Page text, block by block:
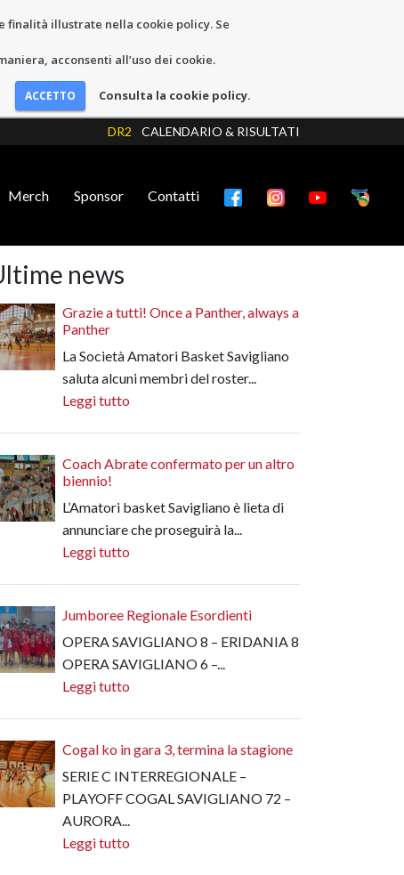
finalità illustrate nella cookie policy. Se
acconsenti all’uso dei cookie.
Consulta la cookie policy.
DR2 CALENDARIO & RISULTATI
Merch Sponsor Contatti
news
Grazie a tutti! Once a Panther, always a
Panther
La Società Amatori Basket Savigliano
saluta alcuni membri del roster...
Leggi tutto
Coach Abrate confermato per un altro
biennio!
L’Amatori basket Savigliano è lieta di
annunciare che proseguirà la...
Leggi tutto
Jumboree Regionale Esordienti
OPERA SAVIGLIANO 8 – ERIDANIA 8
OPERA SAVIGLIANO 6 –...
Leggi tutto
Cogal ko in gara 3, termina la stagione
SERIE C INTERREGIONALE –
PLAYOFF COGAL SAVIGLIANO 72 –
AURORA...
Leggi tutto